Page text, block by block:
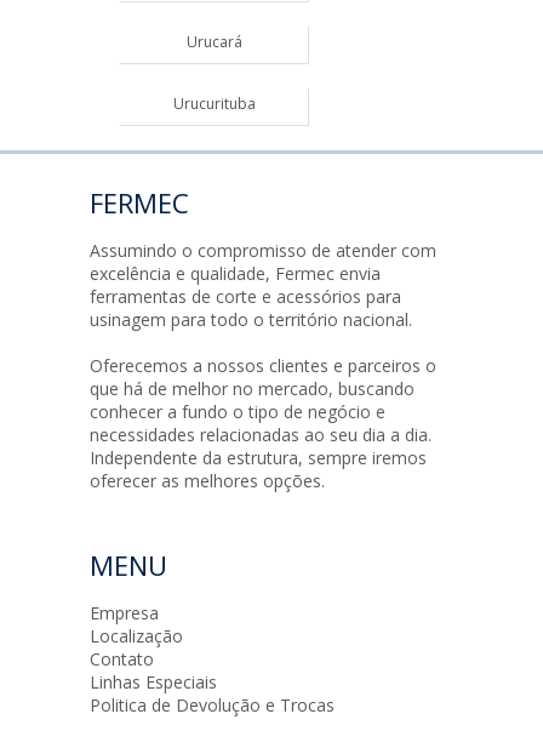
Urucará
Urucurituba
FERMEC
Assumindo o compromisso de atender com
excelência e qualidade, Fermec envia
ferramentas de corte e acessórios para
usinagem para todo o território nacional.
Oferecemos a nossos clientes e parceiros o
que há de melhor no mercado, buscando
conhecer a fundo o tipo de negócio e
necessidades relacionadas ao seu dia a dia.
Independente da estrutura, sempre iremos
oferecer as melhores opções.
MENU
Empresa
Localização
Contato
Linhas Especiais
Politica de Devolução e Trocas